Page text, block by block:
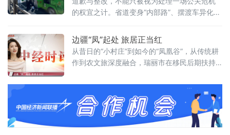
兴”两大国家战略交汇点上，落下的一枚关键棋
子。打破同质化困局：高原禀赋重塑艾草“硬实
的权宜之计。省道变身“内部路”、摆渡车异化
的门票经济思维和捆绑消费乱象，更暴露出法
治意识淡薄与服务理念的严重错位
边疆“凤”起处 旅居正当红
从昔日的“小村庄”到如今的“凤凰谷”，从传统耕
作到农文旅深度融合，瑞丽市在移民后期扶持
一份群众满意、经得起检验的实干答卷。特别
是红光村与芒岗村，作为镶嵌在祖国西南边陲
的两颗明珠，以差异化的定位与特色化的运
营，生动诠释了“搬得出、稳得住、能发展、可
致富”的深刻内涵。